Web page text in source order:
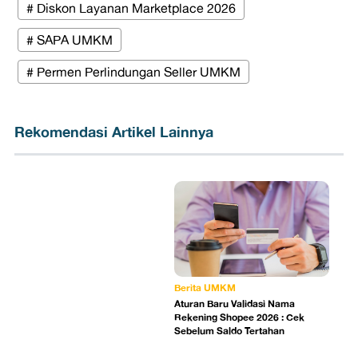
# Diskon Layanan Marketplace 2026
# SAPA UMKM
# Permen Perlindungan Seller UMKM
Rekomendasi Artikel Lainnya
Berita UMKM
Aturan Baru Validasi Nama
Rekening Shopee 2026 : Cek
Sebelum Saldo Tertahan